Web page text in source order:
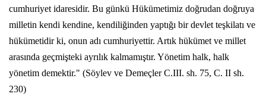
cumhuriyet idaresidir. Bu günkü Hükümetimiz doğrudan doğruya
milletin kendi kendine, kendiliğinden yaptığı bir devlet teşkilatı ve
hükümetidir ki, onun adı cumhuriyettir. Artık hükümet ve millet
arasında geçmişteki ayrılık kalmamıştır. Yönetim halk, halk
yönetim demektir." (Söylev ve Demeçler C.III. sh. 75, C. II sh.
230)